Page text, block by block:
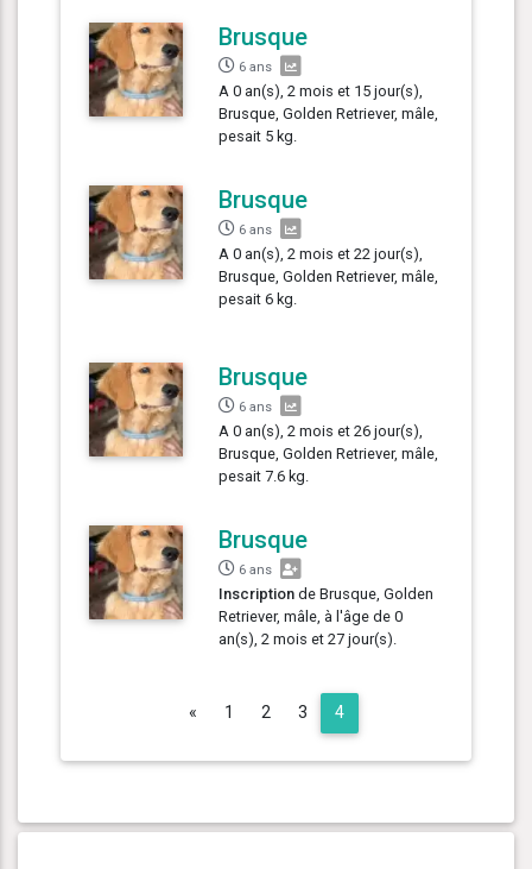
Brusque
6 ans
A 0 an(s), 2 mois et 15 jour(s),
Brusque, Golden Retriever, mâle,
pesait 5 kg.
Brusque
6 ans
A 0 an(s), 2 mois et 22 jour(s),
Brusque, Golden Retriever, mâle,
pesait 6 kg.
Brusque
6 ans
A 0 an(s), 2 mois et 26 jour(s),
Brusque, Golden Retriever, mâle,
pesait 7.6 kg.
Brusque
6 ans
Inscription de Brusque, Golden
Retriever, mâle, à l'âge de 0
an(s), 2 mois et 27 jour(s).
«Previous
1 2 3 4